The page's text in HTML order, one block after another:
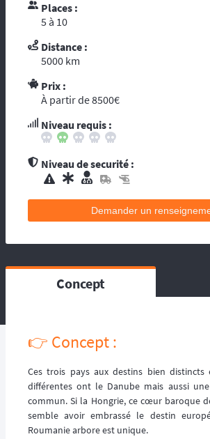
Places :
5 à 10
Distance :
5000 km
Prix :
À partir de 8500€
Niveau requis :
Niveau de securité :
voyageurs »
conseillé voire indispensable de
d’un téléphone ou d’une balise
secours. Dans le cadre d’une
vous vous reposez sur l’ouvreur
fermeur qui ont les compétences
contacts d’assistance médicale
L’organisation dispose de
le circuit, ou suivent la
course. La balise satellitaire
L’organisation dispose d’au
ambulance et/ou véhicule
poste ainsi que des médecins
L’organisation dispose
ainsi que des médecins et
qui se répartissent sur le
progression de la course.
Demander un
Concept
👉️ Concept :
Ces trois pays aux destins bien distincts
différentes ont le Danube mais aussi
commun. Si la Hongrie, ce cœur baroque
semble avoir embrassé le destin
Roumanie arbore est unique.